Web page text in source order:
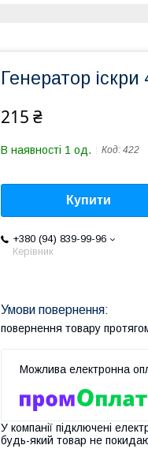
Генератор іскри
215 ₴
В наявності 1 од. Код: 422
Купити
+380 (94) 839-99-96
Керівник
повернення товару
У компанії підключені
будь-який товар не